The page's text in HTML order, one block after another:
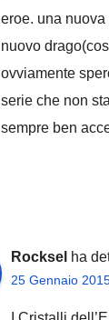
eroe. una
nuovo
ovviamente
serie che non
sempre ben
Rocksel ha
25 Gennaio